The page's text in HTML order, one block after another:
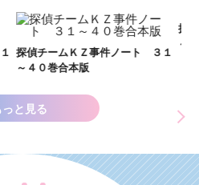
探偵チームＫＺ事件ノート １１
～２０巻合本版
っと見る